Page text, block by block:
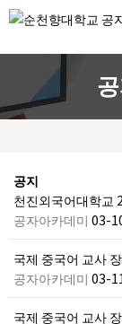
공지
천진외국어대학교
공자아카데미 03-
국제 중국어 교사
공자아카데미 03-
국제 중국어 교사